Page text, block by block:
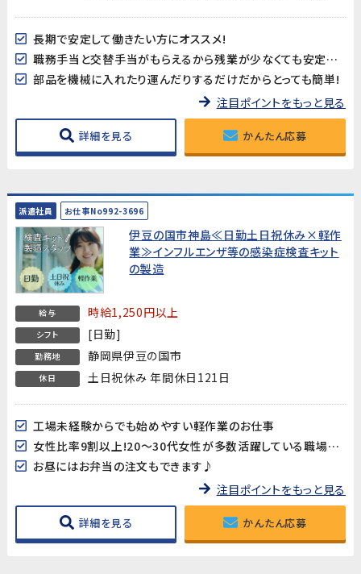
長期で安定して働きたい方にオススメ!
職務手当と交替手当がもらえるから残業が少なくても安定収入♪
部品を機械に入れたり運んだりするだけだからとっても簡単!
注目ポイントをもっと見る
詳細を見る かんたん応募
派遣社員 お仕事No992-3696
伊豆の国市神島≪日勤土日祝休み×軽作
業≫インフルエンザ等の感染症検査キット
の製造
給与 時給1,250円以上
シフト [日勤]
勤務地 静岡県伊豆の国市
休日 土日祝休み 年間休日121日
工場未経験からでも始めやすい軽作業のお仕事
女性比率9割以上!20～30代女性が多数活躍している職場です♪
お昼にはお弁当の注文もできます♪
注目ポイントをもっと見る
詳細を見る かんたん応募